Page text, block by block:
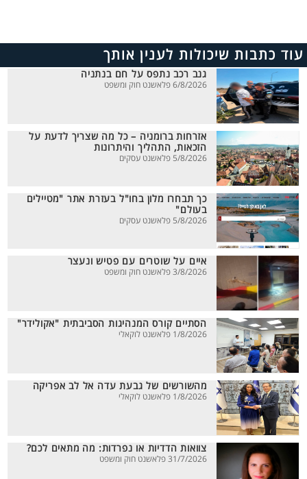
עוד כתבות שיכולות לענין אותך
גנב רכב נתפס על חם בנתניה
6/8/2026 פלאשנט חוק ומשפט
אזרחות ברומניה – כל מה שצריך לדעת על
הזכאות, התהליך והיתרונות
5/8/2026 פלאשנט עסקים
כך תבחרו מלון בחו"ל בעזרת אתר "מטיילים
בעולם"
5/8/2026 פלאשנט עסקים
איים על שוטרים עם פטיש ונעצר
3/8/2026 פלאשנט חוק ומשפט
הסתיים קורס המנהיגות הסביבתית "אקולידר"
1/8/2026 פלאשנט לוקאלי
מהשורשים של גבעת עדה אל לב אפריקה
1/8/2026 פלאשנט לוקאלי
צוואות הדדיות או נפרדות: מה מתאים לכם?
31/7/2026 פלאשנט חוק ומשפט